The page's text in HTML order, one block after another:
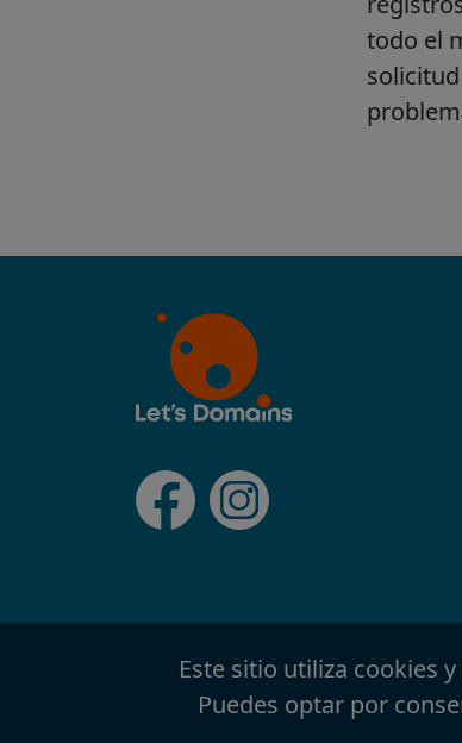
Este sitio utiliza cookies
Puedes optar por